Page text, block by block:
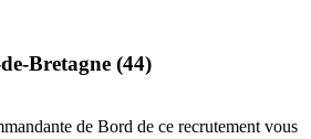
Bretagne (44)
de Bord de ce recrutement vous